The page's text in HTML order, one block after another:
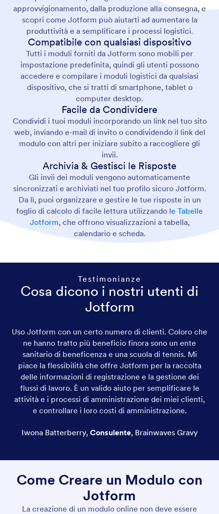
approvvigionamento, dalla produzione alla consegna, e
scopri come Jotform può aiutarti ad aumentare la
produttività e a semplificare i processi logistici.
Compatibile con qualsiasi dispositivo
Tutti i moduli forniti da Jotform sono mobili per
impostazione predefinita, quindi gli utenti possono
accedere e compilare i moduli logistici da qualsiasi
dispositivo, che si tratti di smartphone, tablet o
computer desktop.
Facile da Condividere
Condividi i tuoi moduli incorporando un link nel tuo sito
web, inviando e-mail di invito o condividendo il link del
modulo con altri per iniziare subito a raccogliere gli
invii.
Archivia & Gestisci le Risposte
Gli invii dei moduli vengono automaticamente
sincronizzati e archiviati nel tuo profilo sicuro Jotform.
Da lì, puoi organizzare e gestire le tue risposte in un
foglio di calcolo di facile lettura utilizzando le Tabelle
Jotform, che offrono visualizzazioni a tabella,
calendario e scheda.
Testimonianze
Cosa dicono i nostri utenti di
Jotform
Uso Jotform con un certo numero di clienti. Coloro che
ne hanno tratto più beneficio finora sono un ente
sanitario di beneficenza e una scuola di tennis. Mi
piace la flessibilità che offre Jotform per la raccolta
delle informazioni di registrazione e la gestione dei
flussi di lavoro. È un valido aiuto per semplificare le
attività e i processi di amministrazione dei miei clienti,
e controllare i loro costi di amministrazione.
Iwona Batterberry, Consulente, Brainwaves Gravy
Come Creare un Modulo con
Jotform
La creazione di un modulo online non deve essere